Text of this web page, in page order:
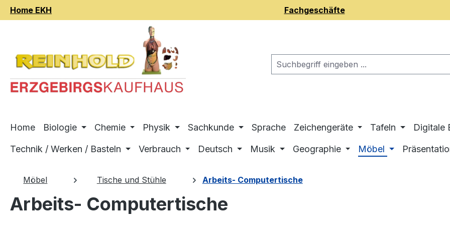
Hauptinhalt springen
Zur Suche springen
Zur Hauptnavigation springen
Home EKH Fachgeschäfte
Home Biologie Chemie Physik Sachkunde Sprache Zeichengeräte Tafeln Digitale
Technik / Werken / Basteln Verbrauch Deutsch Musik Geographie Möbel
Möbel Tische und Stühle Arbeits- Computertische
Arbeits- Computertische